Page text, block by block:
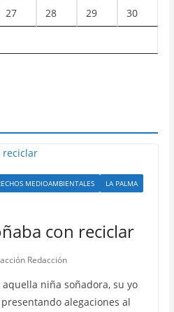
27 28 29 30
MEDIOAMBIENTALES
LA PALMA
con reciclar
Redacción
niña soñadora, su yo
alegaciones al